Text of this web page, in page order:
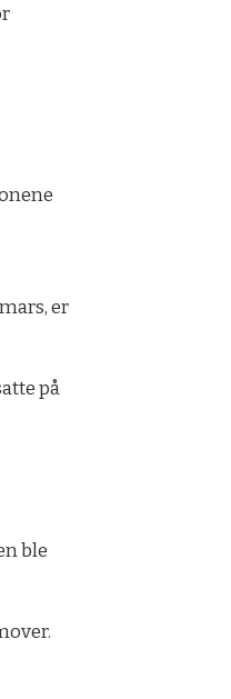
er
på
ble